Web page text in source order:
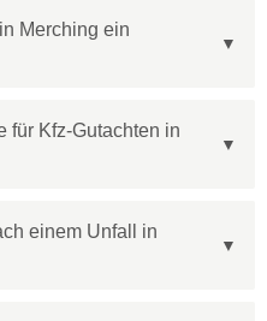
Merching ein
für Kfz-Gutachten in
einem Unfall in